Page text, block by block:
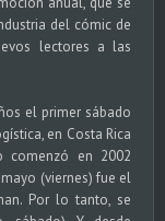
del cómic de
lectores a las
el primer sábado
en Costa Rica
comenzó en 2002
(viernes) fue el
Por lo tanto, se